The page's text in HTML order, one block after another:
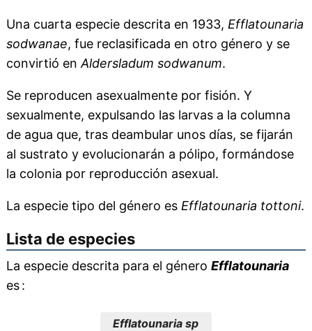
Una cuarta especie descrita en 1933, Efflatounaria
sodwanae, fue reclasificada en otro género y se
convirtió en Aldersladum sodwanum.
Se reproducen asexualmente por fisión. Y
sexualmente, expulsando las larvas a la columna
de agua que, tras deambular unos días, se fijarán
al sustrato y evolucionarán a pólipo, formándose
la colonia por reproducción asexual.
La especie tipo del género es Efflatounaria tottoni.
Lista de especies
La especie descrita para el género Efflatounaria
es :
Efflatounaria sp